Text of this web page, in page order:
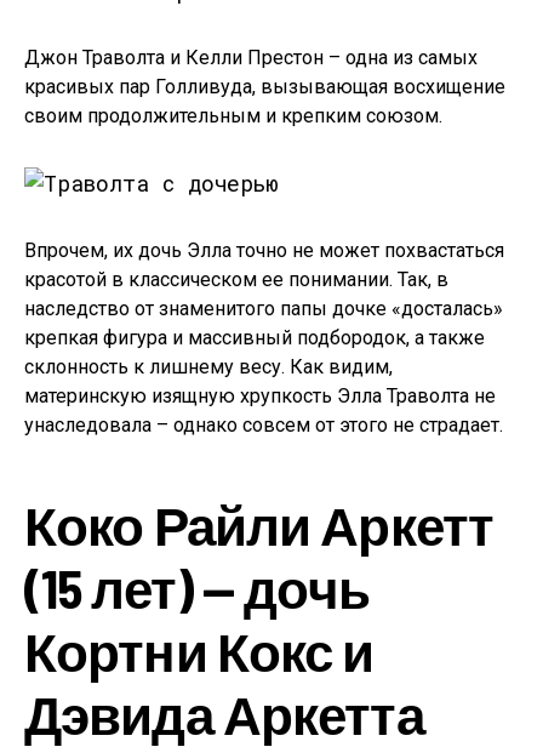
Джон Траволта и Келли Престон – одна из самых
красивых пар Голливуда, вызывающая восхищение
своим продолжительным и крепким союзом.
Впрочем, их дочь Элла точно не может похвастаться
красотой в классическом ее понимании. Так, в
наследство от знаменитого папы дочке «досталась»
крепкая фигура и массивный подбородок, а также
склонность к лишнему весу. Как видим,
материнскую изящную хрупкость Элла Траволта не
унаследовала – однако совсем от этого не страдает.
Коко Райли Аркетт
(15 лет) — дочь
Кортни Кокс и
Дэвида Аркетта